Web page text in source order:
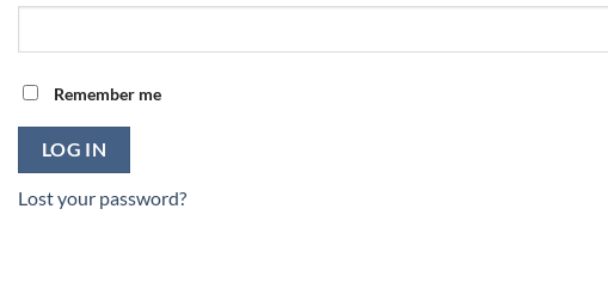
Remember me
LOG IN
Lost your password?